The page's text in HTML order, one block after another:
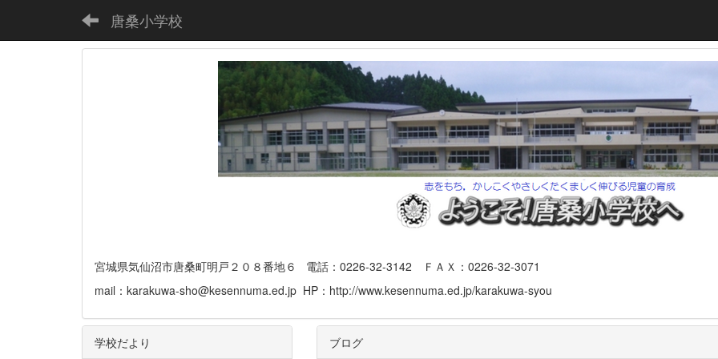
唐桑小学校
宮城県気仙沼市唐桑町明戸２０８番地６ 電話：0226-32-3142 ＦＡＸ：0226-32-3071
mail：karakuwa-sho@kesennuma.ed.jp HP：http://www.kesennuma.ed.jp/karakuwa-syou
ブログ
学校だより